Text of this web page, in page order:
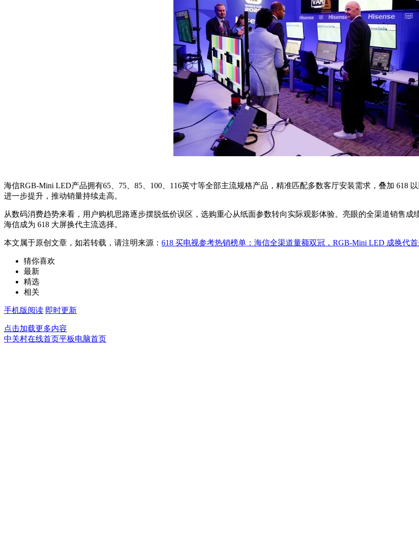
海信RGB-Mini LED产品拥有65、75、85、100、116英寸等全部主流规格产品，精准匹配多数客厅安装需求，叠加 618
进一步提升，推动销量持续走高。
从数码消费趋势来看，用户购机思路逐步摆脱低价误区，选购重心从纸面参数转向实际观影体验。亮眼的全渠道销售
海信成为 618 大屏换代主流选择。
本文属于原创文章，如若转载，请注明来源： 618 买电视参考热销榜单：海信全渠道量额双冠，RGB-Mini LED 成换代
猜你喜欢
最新
精选
相关
手机版阅读 即时更新
点击加载更多内容
中关村在线首页平板电脑首页